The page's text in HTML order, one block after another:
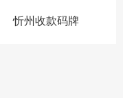
忻州收款码牌